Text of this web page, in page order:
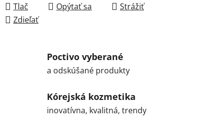
Tlač
Opýtať sa
Strážiť
Zdieľať
Poctivo vyberané
a odskúšané produkty
Kórejská kozmetika
inovatívna, kvalitná, trendy